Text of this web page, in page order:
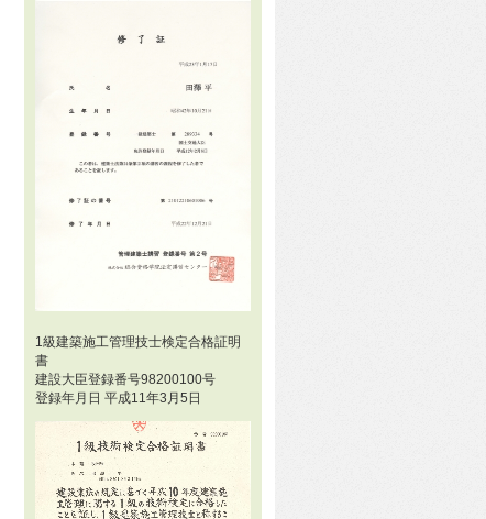
1級建築施工管理技士検定合格証明
書
建設大臣登録番号98200100号
登録年月日 平成11年3月5日